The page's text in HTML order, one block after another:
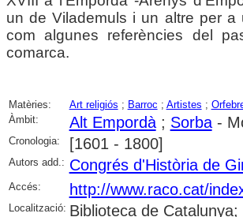
un de Vilademuls i un altre per
com algunes referències del
comarca.
Matèries: Art religiós ; Barroc ; Artistes ;
Àmbit:
Alt Empordà; Sorba-
Cronologia: [1601 - 1800]
Autors add.: Congrés d'Història de
Accés: http://www.raco.cat/
Localització: Biblioteca de